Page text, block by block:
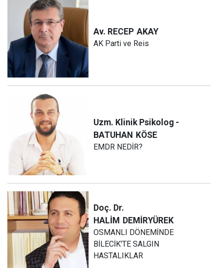
Av. RECEP AKAY
AK Parti ve Reis
Uzm. Klinik Psikolog -
BATUHAN KÖSE
EMDR NEDİR?
Doç. Dr.
HALİM DEMİRYÜREK
OSMANLI DÖNEMİNDE
BİLECİK'TE SALGIN
HASTALIKLAR